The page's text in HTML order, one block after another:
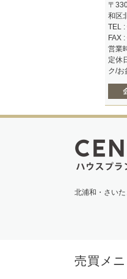
〒
和区
TEL
FAX
営業
定休
ク/お
北浦和・さい
売買メ